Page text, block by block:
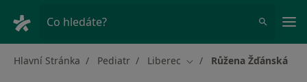
Co hledáte?
Hlavní Stránka Pediatr Liberec Změna města
Růžena Žďánská